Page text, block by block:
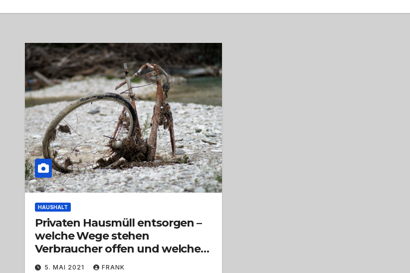
HAUSHALT
Privaten Hausmüll entsorgen –
welche Wege stehen
Verbraucher offen und welche
Kosten können entstehen?
5. MAI 2021 FRANK